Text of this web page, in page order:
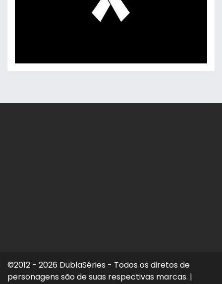
©2012 - 2026 DublaSéries - Todos os diretos de
personagens são de suas respectivas marcas. |